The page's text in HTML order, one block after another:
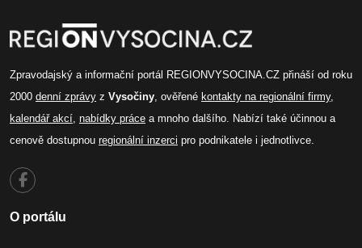
Zpravodajský a informační portál REGIONVYSOCINA.CZ přináší od roku
2000 denní zprávy z Vysočiny , ověřené kontakty na regionální firmy,
kalendář akcí nabídky práce a mnoho dalšího. Nabízí také účinnou a
cenově dostupnou regionální inzerci pro podnikatele i jednotlivce.
O portálu